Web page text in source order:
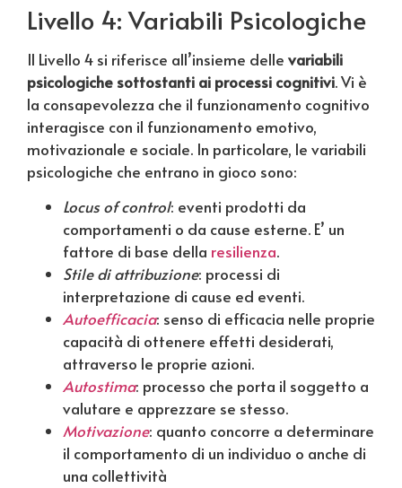
Livello 4: Variabili Psicologiche
Il Livello 4 si riferisce all’insieme delle variabili
psicologiche sottostanti ai processi cognitivi. Vi è
la consapevolezza che il funzionamento cognitivo
interagisce con il funzionamento emotivo,
motivazionale e sociale. In particolare, le variabili
psicologiche che entrano in gioco sono:
Locus of control: eventi prodotti da
comportamenti o da cause esterne. E’ un
fattore di base della resilienza.
Stile di attribuzione: processi di
interpretazione di cause ed eventi.
Autoefficacia: senso di efficacia nelle proprie
capacità di ottenere effetti desiderati,
attraverso le proprie azioni.
Autostima: processo che porta il soggetto a
valutare e apprezzare se stesso.
Motivazione: quanto concorre a determinare
il comportamento di un individuo o anche di
una collettività